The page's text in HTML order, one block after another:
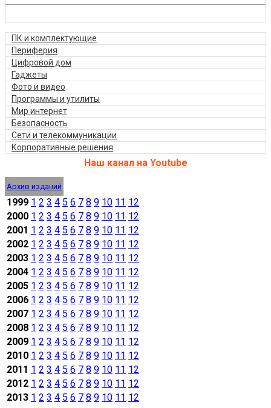
ПК и комплектующие
Периферия
Цифровой дом
Гаджеты
Фото и видео
Программы и утилиты
Мир интернет
Безопасность
Сети и телекоммуникации
Корпоративные решения
Наш канал на Youtube
Архив изданий
1999 1 2 3 4 5 6 7 8 9 10 11 12
2000 1 2 3 4 5 6 7 8 9 10 11 12
2001 1 2 3 4 5 6 7 8 9 10 11 12
2002 1 2 3 4 5 6 7 8 9 10 11 12
2003 1 2 3 4 5 6 7 8 9 10 11 12
2004 1 2 3 4 5 6 7 8 9 10 11 12
2005 1 2 3 4 5 6 7 8 9 10 11 12
2006 1 2 3 4 5 6 7 8 9 10 11 12
2007 1 2 3 4 5 6 7 8 9 10 11 12
2008 1 2 3 4 5 6 7 8 9 10 11 12
2009 1 2 3 4 5 6 7 8 9 10 11 12
2010 1 2 3 4 5 6 7 8 9 10 11 12
2011 1 2 3 4 5 6 7 8 9 10 11 12
2012 1 2 3 4 5 6 7 8 9 10 11 12
2013 1 2 3 4 5 6 7 8 9 10 11 12